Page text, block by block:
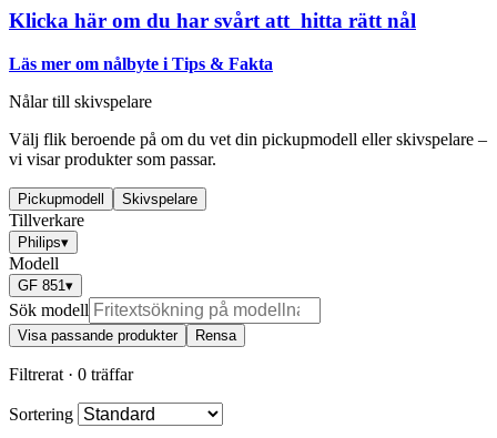
Klicka här om du har svårt att hitta rätt nål
Läs mer om nålbyte i Tips & Fakta
Nålar till skivspelare
Välj flik beroende på om du vet din pickupmodell eller skivspelare –
vi visar produkter som passar.
Pickupmodell Skivspelare
Tillverkare
Philips▾
Modell
GF 851▾
Sök modell
Visa passande produkter Rensa
Filtrerat · 0 träffar
Sortering